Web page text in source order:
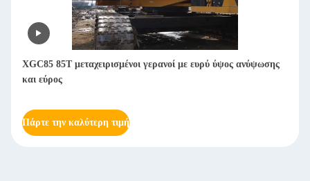
XGC85 85T μεταχειρισμένοι γερανοί με ευρύ ύψος ανύψωσης
και εύρος
Πάρτε την καλύτερη τιμή